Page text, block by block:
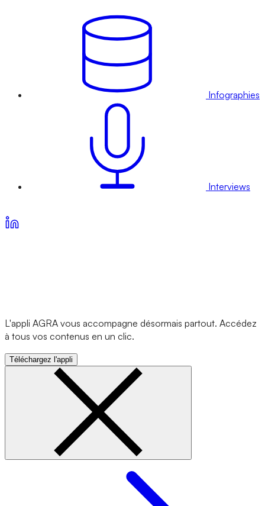
Infographies
Interviews
L'appli AGRA vous accompagne désormais partout. Accédez
à tous vos contenus en un clic.
Téléchargez l'appli